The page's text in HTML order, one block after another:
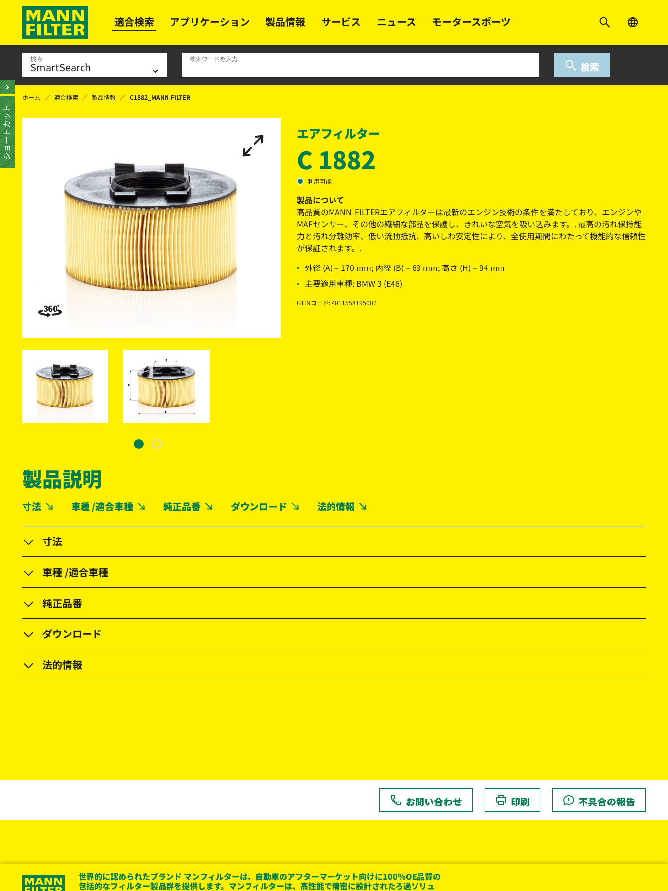
適合検索 アプリケーション 製品情報 サービス ニュース モータースポーツ
検索 検索ワードを入力
検索
ホーム 適合検索 製品情報 C1882_MANN-FILTER
エアフィルター
C 1882
利用可能
製品について
高品質のMANN-FILTERエアフィルターは最新のエンジン技術の条件を満たしており、エンジンや
MAFセンサー、その他の繊細な部品を保護し、きれいな空気を吸い込みます。. 最高の汚れ保持能
力と汚れ分離効率、低い流動抵抗、高いしわ安定性により、全使用期間にわたって機能的な信頼性
が保証されます。.
外径 (A) = 170 mm; 内径 (B) = 69 mm; 高さ (H) = 94 mm
主要適用車種: BMW 3 (E46)
GTINコード: 4011558195007
製品説明
寸法 車種 /適合車種 純正品番 ダウンロード 法的情報
寸法
車種 /適合車種
純正品番
ダウンロード
法的情報
お問い合わせ 印刷 不具合の報告
ショートカット
世界的に認められたブランド マンフィルターは、自動車のアフターマーケット向けに100％OE品質の
包括的なフィルター製品群を提供します。マンフィルターは、高性能で精密に設計されたろ過ソリュ